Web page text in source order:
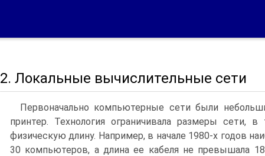
2. Локальные вычислительные сети
Первоначально компьютерные сети были
принтер. Технология ограничивала размеры
физическую длину. Например, в начале 1980-х годов
30 компьютеров, а длина ее кабеля не превышала